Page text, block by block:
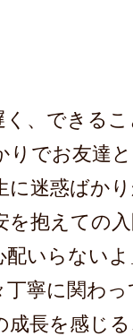
、できる
りでお友達
に迷惑ばか
を抱えての
配いらない
丁寧に関わ
成長を感じ